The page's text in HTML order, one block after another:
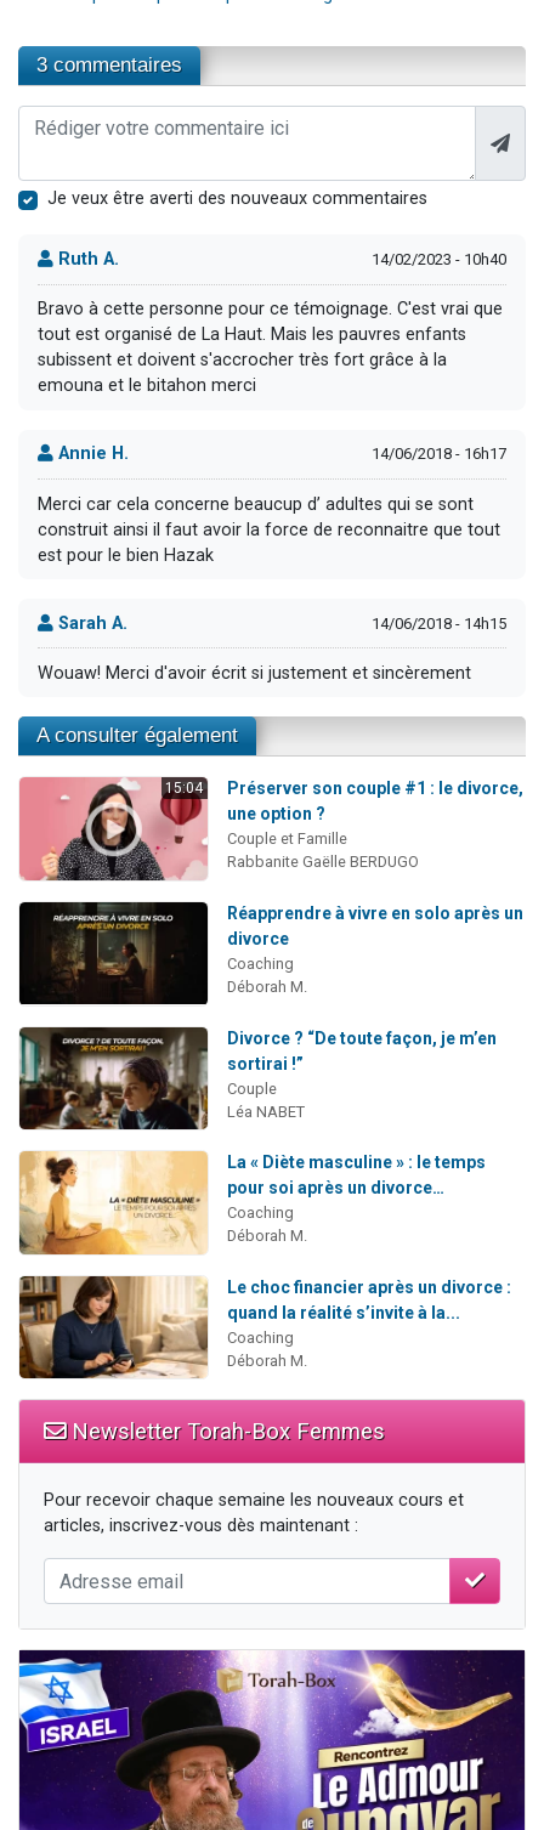
3 commentaires
Je veux être averti des nouveaux commentaires
Ruth A. 14/02/2023 - 10h40
Bravo à cette personne pour ce témoignage. C'est vrai que
tout est organisé de La Haut. Mais les pauvres enfants
subissent et doivent s'accrocher très fort grâce à la
emouna et le bitahon merci
Annie H. 14/06/2018 - 16h17
Merci car cela concerne beaucup d’ adultes qui se sont
construit ainsi il faut avoir la force de reconnaitre que tout
est pour le bien Hazak
Sarah A. 14/06/2018 - 14h15
Wouaw! Merci d'avoir écrit si justement et sincèrement
A consulter également
15:04
Préserver son couple #1 : le divorce,
une option ?
Couple et Famille
Rabbanite Gaëlle BERDUGO
Réapprendre à vivre en solo après un
divorce
Coaching
Déborah M.
Divorce ? “De toute façon, je m’en
sortirai !”
Couple
Léa NABET
La « Diète masculine » : le temps
pour soi après un divorce…
Coaching
Déborah M.
Le choc financier après un divorce :
quand la réalité s’invite à la...
Coaching
Déborah M.
Newsletter Torah-Box Femmes
Pour recevoir chaque semaine les nouveaux cours et
articles, inscrivez-vous dès maintenant :